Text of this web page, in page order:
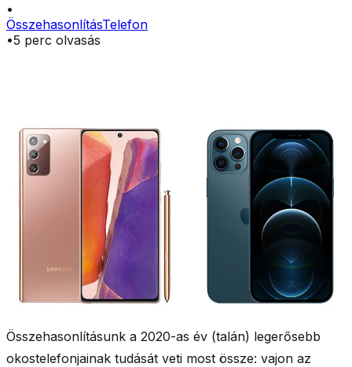
•
ÖsszehasonlításTelefon
•5 perc olvasás
Összehasonlításunk a 2020-as év (talán) legerősebb
okostelefonjainak tudását veti most össze: vajon az